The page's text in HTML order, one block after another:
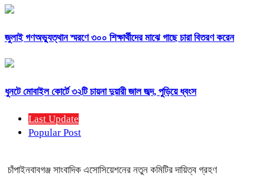
জুলাই গণঅভ্যুত্থান স্মরণে ৩০০ শিক্ষার্থীদের মাঝে গাছে চারা বিতরণ করেন
ধুনটে মোবাইল কোর্টে ৩২টি চায়না দুয়ারী জাল জব্দ, পুড়িয়ে ধ্বংস
Last Update
Popular Post
চাঁপাইনবাবগঞ্জ সাংবাদিক এসোসিয়েশনের নতুন কমিটির দায়িত্ব গ্রহণ